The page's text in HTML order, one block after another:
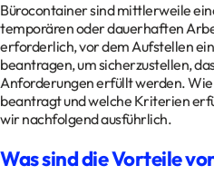
Bürocontainer sind mittlerweile
temporären oder dauerhaften
erforderlich, vor dem Aufstellen
beantragen, um sicherzustellen,
Anforderungen erfüllt werden.
beantragt und welche Kriterien
wir nachfolgend ausführlich.
Was sind die Vorteile